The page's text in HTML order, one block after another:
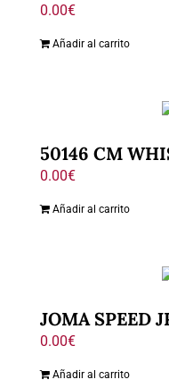
0.00€
Añadir al carrito
50146 CM
0.00€
Añadir al carrito
JOMA SPEED
0.00€
Añadir al carrito